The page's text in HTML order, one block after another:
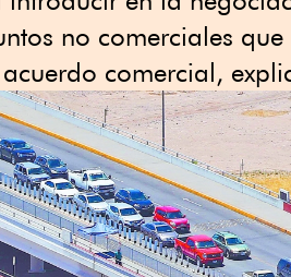
no comerciales que
comercial,